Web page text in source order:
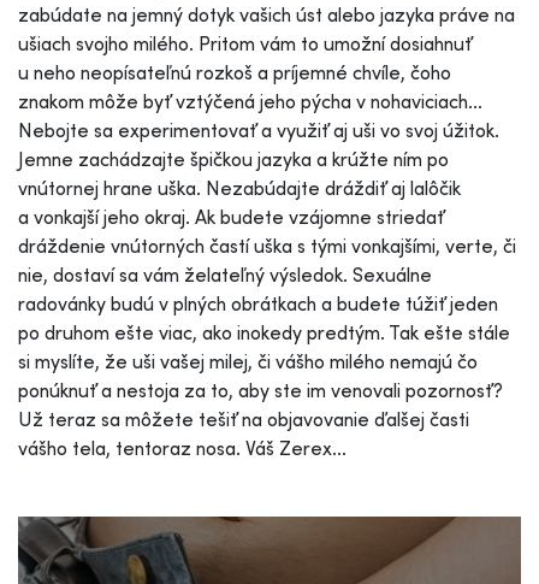
zabúdate na jemný dotyk vašich úst alebo jazyka práve na
ušiach svojho milého. Pritom vám to umožní dosiahnuť
u neho neopísateľnú rozkoš a príjemné chvíle, čoho
znakom môže byť vztýčená jeho pýcha v nohaviciach...
Nebojte sa experimentovať a využiť aj uši vo svoj úžitok.
Jemne zachádzajte špičkou jazyka a krúžte ním po
vnútornej hrane uška. Nezabúdajte dráždiť aj lalôčik
a vonkajší jeho okraj. Ak budete vzájomne striedať
dráždenie vnútorných častí uška s tými vonkajšími, verte, či
nie, dostaví sa vám želateľný výsledok. Sexuálne
radovánky budú v plných obrátkach a budete túžiť jeden
po druhom ešte viac, ako inokedy predtým. Tak ešte stále
si myslíte, že uši vašej milej, či vášho milého nemajú čo
ponúknuť a nestoja za to, aby ste im venovali pozornosť?
Už teraz sa môžete tešiť na objavovanie ďalšej časti
vášho tela, tentoraz nosa. Váš Zerex...